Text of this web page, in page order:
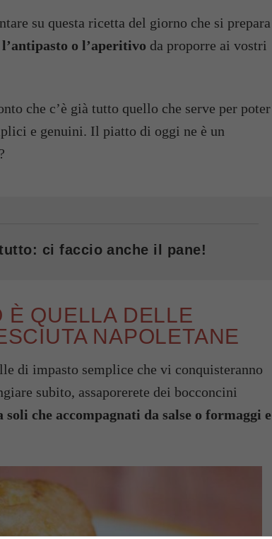
su questa ricetta del giorno che si prepara
o l’aperitivo da proporre ai vostri
che c’è già tutto quello che serve per poter
e genuini. Il piatto di oggi ne è un
ci faccio anche il pane!
È QUELLA DELLE
NAPOLETANE
di impasto semplice che vi conquisteranno
subito, assaporerete dei bocconcini
che accompagnati da salse o formaggi e